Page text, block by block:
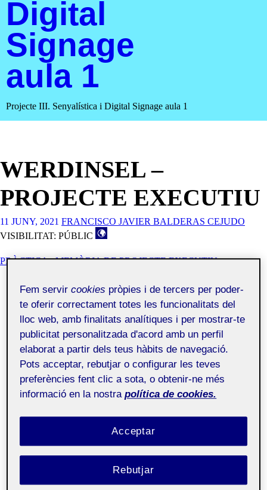
Digital
Signage
aula 1
Projecte III. Senyalística i Digital Signage aula 1
WERDINSEL –
PROJECTE EXECUTIU
11 JUNY, 2021 FRANCISCO JAVIER BALDERAS CEJUDO
VISIBILITAT: PÚBLIC
PRÀCTICA - MEMÒRIA DE PROJECTE EXECUTIU
Fem servircookies pròpies i de tercers per poder-
te oferir correctament totes les funcionalitats del
lloc web, amb finalitats analítiques i per mostrar-te
publicitat personalitzada d'acord amb un perfil
elaborat a partir dels teus hàbits de navegació.
Pots acceptar, rebutjar o configurar les teves
preferències fent clic a sota, o obtenir-ne més
informació en la nostra política de cookies.
Rebutjar
Acceptar